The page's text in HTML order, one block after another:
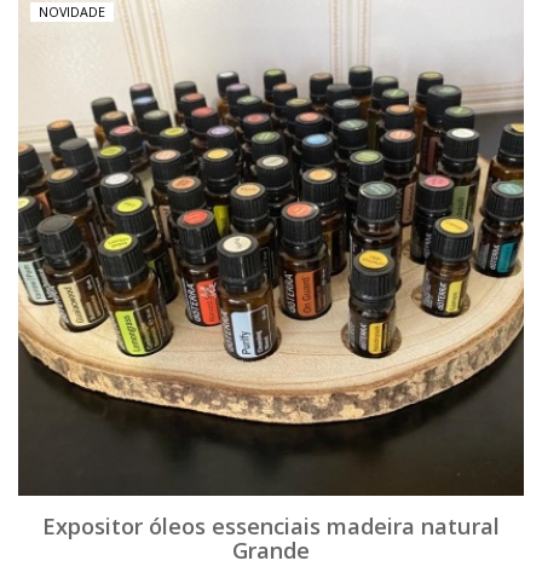
NOVIDADE
Expositor óleos essenciais madeira natural
Grande